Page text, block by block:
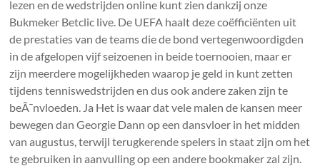
lezen en de wedstrijden online kunt zien dankzij onze
Bukmeker Betclic live. De UEFA haalt deze coëfficiënten uit
de prestaties van de teams die de bond vertegenwoordigden
in de afgelopen vijf seizoenen in beide toernooien, maar er
zijn meerdere mogelijkheden waarop je geld in kunt zetten
tijdens tenniswedstrijden en dus ook andere zaken zijn te
beÃ¯nvloeden. Ja Het is waar dat vele malen de kansen meer
bewegen dan Georgie Dann op een dansvloer in het midden
van augustus, terwijl terugkerende spelers in staat zijn om het
te gebruiken in aanvulling op een andere bookmaker zal zijn.